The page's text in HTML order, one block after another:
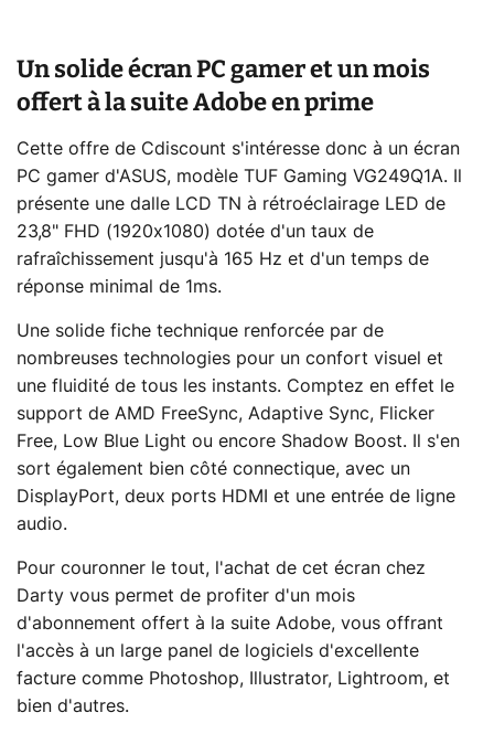
Un solide écran PC gamer et un mois
offert à la suite Adobe en prime
Cette offre de Cdiscount s'intéresse donc à un écran
PC gamer d'ASUS, modèle TUF Gaming VG249Q1A. Il
présente une dalle LCD TN à rétroéclairage LED de
23,8" FHD (1920x1080) dotée d'un taux de
rafraîchissement jusqu'à 165 Hz et d'un temps de
réponse minimal de 1ms.
Une solide fiche technique renforcée par de
nombreuses technologies pour un confort visuel et
une fluidité de tous les instants. Comptez en effet le
support de AMD FreeSync, Adaptive Sync, Flicker
Free, Low Blue Light ou encore Shadow Boost. Il s'en
sort également bien côté connectique, avec un
DisplayPort, deux ports HDMI et une entrée de ligne
audio.
Pour couronner le tout, l'achat de cet écran chez
Darty vous permet de profiter d'un mois
d'abonnement offert à la suite Adobe, vous offrant
l'accès à un large panel de logiciels d'excellente
facture comme Photoshop, Illustrator, Lightroom, et
bien d'autres.